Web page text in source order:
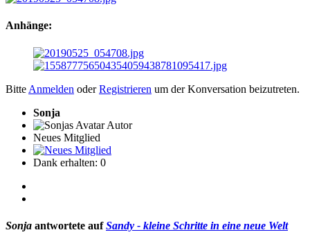
Anhänge:
Bitte Anmelden oderRegistrieren um der Konversation beizutreten.
Sonja
Autor
Neues Mitglied
Dank erhalten: 0
Sonja antwortete aufSandy - kleine Schritte in eine neue Welt